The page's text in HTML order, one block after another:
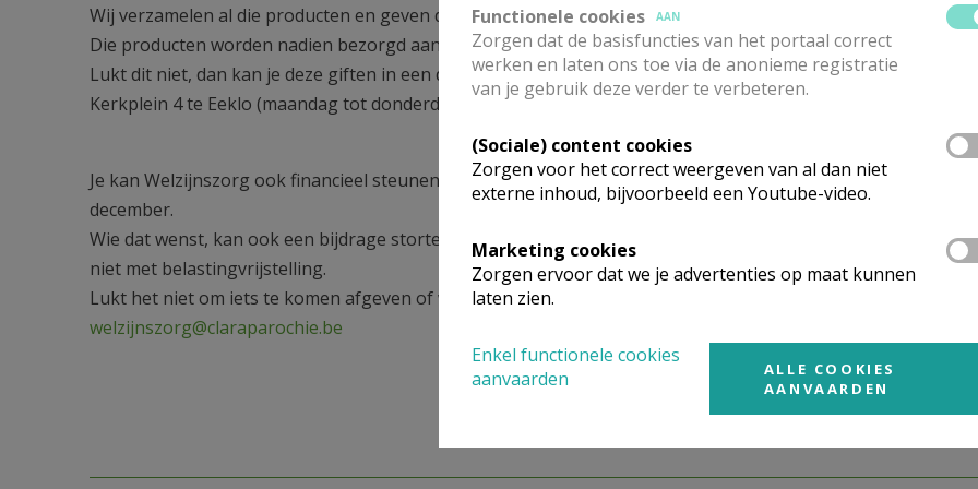
Wij verzamelen al die producten en geven dit aan De Kring in Eeklo.
Die producten worden nadien bezorgd aan mensen die daarvoor in aanmerking komen.
Lukt dit niet, dan kan je deze giften in een doos of afgesloten zak binnenbrengen op het
Kerkplein 4 te Eeklo (maandag tot donderdag en zaterdag 9-11u).
Je kan Welzijnszorg ook financieel steunen door een bijdrage in de omhaling van de weekendviering op
december.
Wie dat wenst, kan ook een bijdrage storten op de nationale rekening van Welzijnszorg BE21 0000 0000
niet met belastingvrijstelling.
Lukt het niet om iets te komen afgeven of wil je meer info, dan kan je altijd terecht op het mailadres
welzijnszorg@claraparochie.be
Functionele cookies
AAN
Zorgen dat de basisfuncties van het portaal correct
werken en laten ons toe via de anonieme registratie
van je gebruik deze verder te verbeteren.
(Sociale) content cookies
Zorgen voor het correct weergeven van al dan niet
externe inhoud, bijvoorbeeld een Youtube-video.
Marketing cookies
Zorgen ervoor dat we je advertenties op maat kunnen
laten zien.
Enkel functionele cookies
aanvaarden
ALLE COOKIES
AANVAARDEN